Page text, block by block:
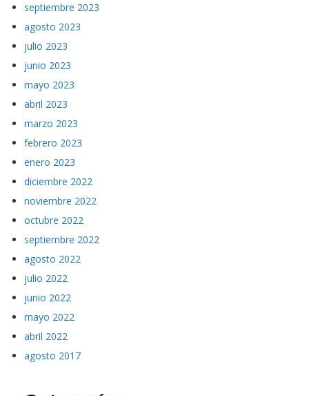
septiembre 2023
agosto 2023
julio 2023
junio 2023
mayo 2023
abril 2023
marzo 2023
febrero 2023
enero 2023
diciembre 2022
noviembre 2022
octubre 2022
septiembre 2022
agosto 2022
julio 2022
junio 2022
mayo 2022
abril 2022
agosto 2017